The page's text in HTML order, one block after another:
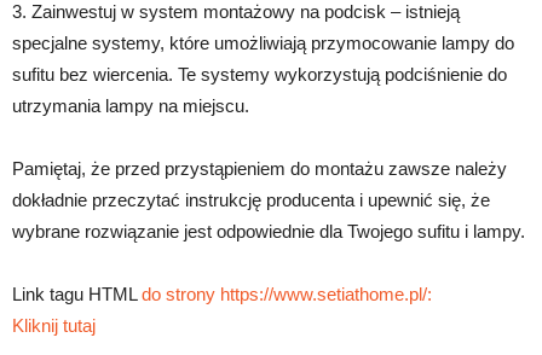
3. Zainwestuj w system montażowy na podcisk – istnieją
specjalne systemy, które umożliwiają przymocowanie lampy do
sufitu bez wiercenia. Te systemy wykorzystują podciśnienie do
utrzymania lampy na miejscu.
Pamiętaj, że przed przystąpieniem do montażu zawsze należy
dokładnie przeczytać instrukcję producenta i upewnić się, że
wybrane rozwiązanie jest odpowiednie dla Twojego sufitu i lampy.
Link tagu HTMLdo strony https://www.setiathome.pl/:
Kliknij tutaj